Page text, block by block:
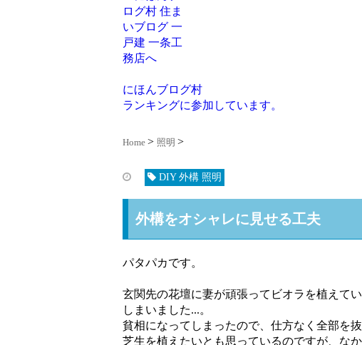
にほんブログ村
ランキングに参加しています。
Home 照明
DIY 外構 照明
外構をオシャレに見せる工夫
パタパカです。
玄関先の花壇に妻が頑張ってビオラを植えて
しまいました...。
貧相になってしまったので、仕方なく全部を
芝生を植えたいとも思っているのですが、な